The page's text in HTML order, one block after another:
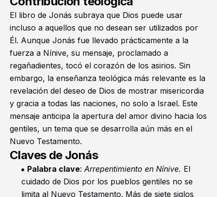
El libro de Jonás subraya que Dios puede usar
incluso a aquellos que no desean ser utilizados por
Él. Aunque Jonás fue llevado prácticamente a la
fuerza a Nínive, su mensaje, proclamado a
regañadientes, tocó el corazón de los asirios. Sin
embargo, la enseñanza teológica más relevante es la
revelación del deseo de Dios de mostrar misericordia
y gracia a todas las naciones, no solo a Israel. Este
mensaje anticipa la apertura del amor divino hacia los
gentiles, un tema que se desarrolla aún más en el
Nuevo Testamento.
Claves de Jonás
Palabra clave: Arrepentimiento en Nínive. El
cuidado de Dios por los pueblos gentiles no se
limita al Nuevo Testamento. Más de siete siglos